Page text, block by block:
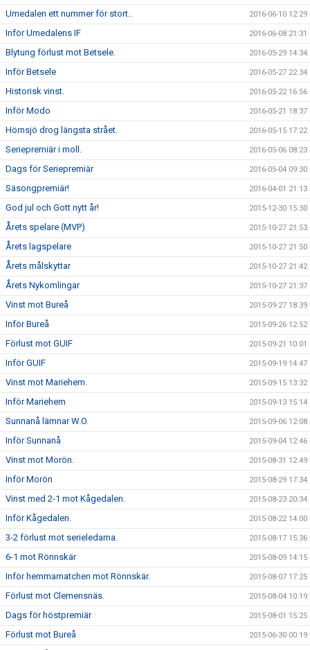
Umedalen ett nummer för stort.. 2016-06-10 12:29
Inför Umedalens IF 2016-06-08 21:31
Blytung förlust mot Betsele. 2016-05-29 14:34
Inför Betsele 2016-05-27 22:34
Historisk vinst. 2016-05-22 16:56
Inför Modo 2016-05-21 18:37
Hörnsjö drog längsta strået. 2016-05-15 17:22
Seriepremiär i moll. 2016-05-06 08:23
Dags för Seriepremiär 2016-05-04 09:30
Säsongpremiär! 2016-04-01 21:13
God jul och Gott nytt år! 2015-12-30 15:30
Årets spelare (MVP) 2015-10-27 21:53
Årets lagspelare 2015-10-27 21:50
Årets målskyttar 2015-10-27 21:42
Årets Nykomlingar 2015-10-27 21:37
Vinst mot Bureå 2015-09-27 18:39
Inför Bureå 2015-09-26 12:52
Förlust mot GUIF 2015-09-21 10:01
Inför GUIF 2015-09-19 14:47
Vinst mot Mariehem. 2015-09-15 13:32
Inför Mariehem 2015-09-13 15:14
Sunnanå lämnar W.O. 2015-09-06 12:08
Inför Sunnanå 2015-09-04 12:46
Vinst mot Morön. 2015-08-31 12:49
Inför Morön 2015-08-29 17:34
Vinst med 2-1 mot Kågedalen. 2015-08-23 20:34
Inför Kågedalen. 2015-08-22 14:00
3-2 förlust mot serieledarna. 2015-08-17 15:36
6-1 mot Rönnskär 2015-08-09 14:15
Inför hemmamatchen mot Rönnskär. 2015-08-07 17:25
Förlust mot Clemensnäs. 2015-08-04 10:19
Dags för höstpremiär 2015-08-01 15:25
Förlust mot Bureå 2015-06-30 00:19